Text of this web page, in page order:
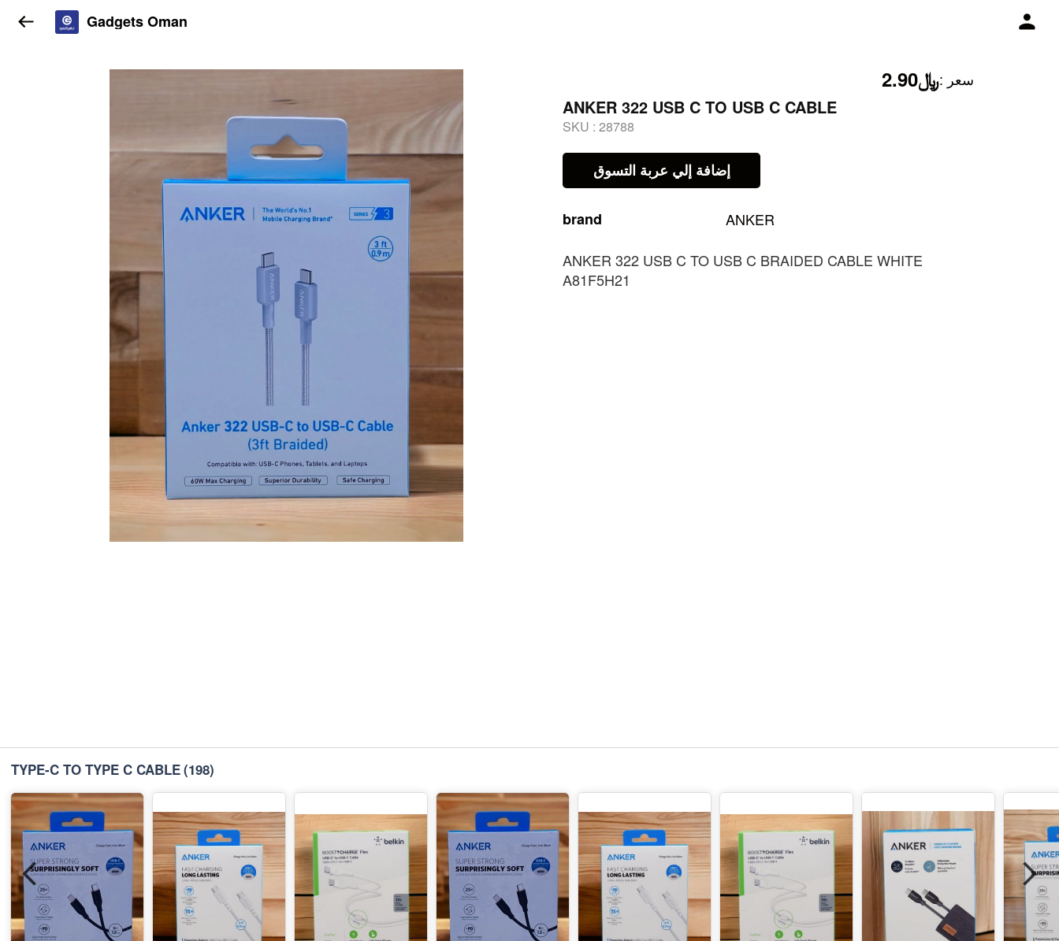
Gadgets Oman
سعر :﷼2.90
ANKER 322 USB C TO USB C CABLE
SKU : 28788
إضافة إلي عربة التسوق
brand
ANKER
ANKER 322 USB C TO USB C BRAIDED CABLE WHITE
A81F5H21
TYPE-C TO TYPE C CABLE(198)